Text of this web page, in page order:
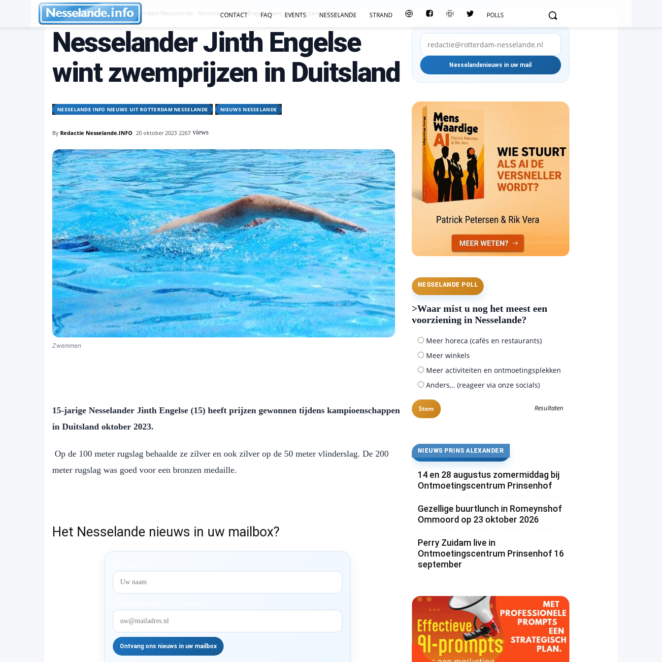
CONTACT FAQ EVENTS NESSELANDE STRAND POLLS
Nesselande INFO nieuws uit Rotterdam Nesselande Nesselander Jinth Engelse wint zwemprijzen in Duitsland
Nesselander Jinth Engelse
wint zwemprijzen in Duitsland
NESSELANDE INFO NIEUWS UIT ROTTERDAM NESSELANDE NIEUWS NESSELANDE
By Redactie Nesselande.INFO 20 oktober 2023 2267 views
Zwemmen
15-jarige Nesselander Jinth Engelse (15) heeft prijzen gewonnen tijdens kampioenschappen
in Duitsland oktober 2023.
Op de 100 meter rugslag behaalde ze zilver en ook zilver op de 50 meter vlinderslag. De 200
meter rugslag was goed voor een bronzen medaille.
Het Nesselande nieuws in uw mailbox?
NESSELANDE POLL
>Waar mist u nog het meest een
voorziening in Nesselande?
Meer horeca (cafés en restaurants)
Meer winkels
Meer activiteiten en ontmoetingsplekken
Anders,.. (reageer via onze socials)
Resultaten
NIEUWS PRINS ALEXANDER
14 en 28 augustus zomermiddag bij
Ontmoetingscentrum Prinsenhof
Gezellige buurtlunch in Romeynshof
Ommoord op 23 oktober 2026
Perry Zuidam live in
Ontmoetingscentrum Prinsenhof 16
september